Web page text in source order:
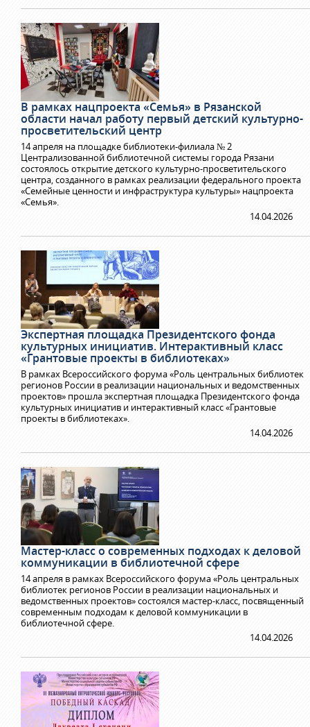
В рамках нацпроекта «Семья» в Рязанской
области начал работу первый детский культурно-
просветительский центр
14 апреля на площадке библиотеки-филиала № 2
Централизованной библиотечной системы города Рязани
состоялось открытие детского культурно-просветительского
центра, созданного в рамках реализации федерального проекта
«Семейные ценности и инфраструктура культуры» нацпроекта
«Семья».
14.04.2026
Экспертная площадка Президентского фонда
культурных инициатив. Интерактивный класс
«Грантовые проекты в библиотеках»
В рамках Всероссийского форума «Роль центральных библиотек
регионов России в реализации национальных и ведомственных
проектов» прошла экспертная площадка Президентского фонда
культурных инициатив и интерактивный класс «Грантовые
проекты в библиотеках».
14.04.2026
Мастер-класс о современных подходах к деловой
коммуникации в библиотечной сфере
14 апреля в рамках Всероссийского форума «Роль центральных
библиотек регионов России в реализации национальных и
ведомственных проектов» состоялся мастер-класс, посвященный
современным подходам к деловой коммуникации в
библиотечной сфере.
14.04.2026